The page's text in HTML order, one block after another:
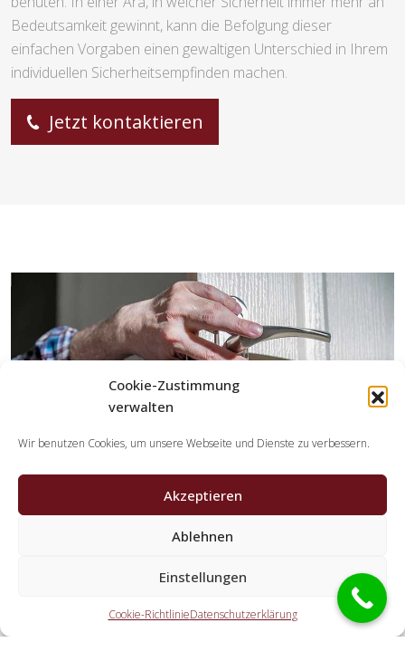
Cookie-Zustimmung
verwalten
Wir benutzen Cookies, um unsere Webseite und Dienste zu verbessern.
Akzeptieren
Ablehnen
Einstellungen
Cookie-RichtlinieDatenschutzerklärung
Bedeutsamkeit gewinnt, kann die Befolgung dieser
einfachen Vorgaben einen gewaltigen Unterschied in Ihrem
individuellen Sicherheitsempfinden machen.
Jetzt kontaktieren
Schlüsseldienst Spezialisten?
Die Partner erledigen sämtliche Leistungen, die Sie von